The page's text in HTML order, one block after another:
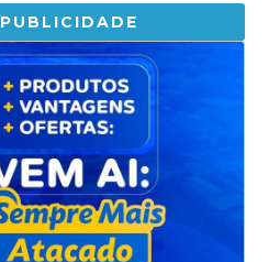
PUBLICIDADE